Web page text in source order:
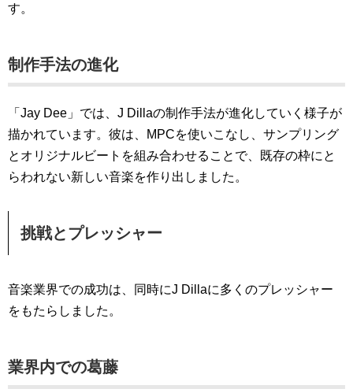
す。
制作手法の進化
「Jay Dee」では、J Dillaの制作手法が進化していく様子が
描かれています。彼は、MPCを使いこなし、サンプリング
とオリジナルビートを組み合わせることで、既存の枠にと
らわれない新しい音楽を作り出しました。
挑戦とプレッシャー
音楽業界での成功は、同時にJ Dillaに多くのプレッシャー
をもたらしました。
業界内での葛藤